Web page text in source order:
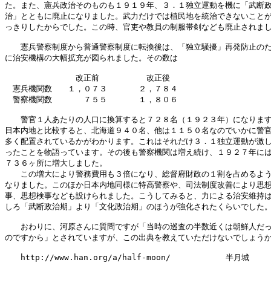
た。また、憲兵政治そのものも１９１９年、３．１独立運動を機に「武断
治」とともに廃止になりました。武力だけでは植民地を統治できないこと
っきりしたからでした。この時、官吏や教員の制服帯剣なども廃止されま
憲兵警察制度から普通警察制度に転換後は、「独立騒擾」再発防止の
に治安機構の大幅拡充が図られました。その数は
改正前　　　　　　改正後
憲兵機関数　　１，０７３　　　　２，７８４
警察機関数　　　　７５５　　　　１，８０６
警官１人あたりの人口に換算すると７２８名（１９２３年）になりま
日本内地と比較すると、北海道９４０名、他は１１５０名なのでいかに警
多く配置されているかがわかります。これはそれだけ３．１独立運動が激
ったことを物語っています。その後も警察機関は増え続け、１９２７年に
７３６ヶ所に増大しました。
この増大により警務費用も３倍になり、総督府財政の１割を占めるよ
なりました。このほか日本内地同様に特高警察や、司法制度改善により思
事、思想検事なども設けられました。こうしてみると、力による治安維持
しろ「武断政治期」より「文化政治期」のほうが強化されたくらいでした
おわりに、河原さんに質問ですが「当時の巡査の半数近くは朝鮮人だ
のですから」とされていますが、この出典を教えていただけないでしょう
http://www.han.org/a/half-moon/　　　　　　　半月城